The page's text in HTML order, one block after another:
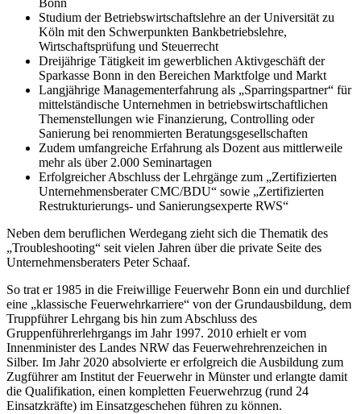
Bonn
Studium der Betriebswirtschaftslehre an der Universität zu
Köln mit den Schwerpunkten Bankbetriebslehre,
Wirtschaftsprüfung und Steuerrecht
Dreijährige Tätigkeit im gewerblichen Aktivgeschäft der
Sparkasse Bonn in den Bereichen Marktfolge und Markt
Langjährige Managementerfahrung als „Sparringspartner“ für
mittelständische Unternehmen in betriebswirtschaftlichen
Themenstellungen wie Finanzierung, Controlling oder
Sanierung bei renommierten Beratungsgesellschaften
Zudem umfangreiche Erfahrung als Dozent aus mittlerweile
mehr als über 2.000 Seminartagen
Erfolgreicher Abschluss der Lehrgänge zum „Zertifizierten
Unternehmensberater CMC/BDU“ sowie „Zertifizierten
Restrukturierungs- und Sanierungsexperte RWS“
Neben dem beruflichen Werdegang zieht sich die Thematik des
„Troubleshooting“ seit vielen Jahren über die private Seite des
Unternehmensberaters Peter Schaaf.
So trat er 1985 in die Freiwillige Feuerwehr Bonn ein und durchlief
eine „klassische Feuerwehrkarriere“ von der Grundausbildung, dem
Truppführer Lehrgang bis hin zum Abschluss des
Gruppenführerlehrgangs im Jahr 1997. 2010 erhielt er vom
Innenminister des Landes NRW das Feuerwehrehrenzeichen in
Silber. Im Jahr 2020 absolvierte er erfolgreich die Ausbildung zum
Zugführer am Institut der Feuerwehr in Münster und erlangte damit
die Qualifikation, einen kompletten Feuerwehrzug (rund 24
Einsatzkräfte) im Einsatzgeschehen führen zu können.